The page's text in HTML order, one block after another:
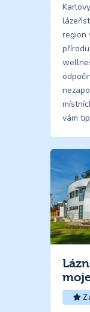
region
vám